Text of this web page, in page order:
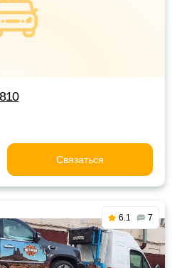
Связаться
6.1 7